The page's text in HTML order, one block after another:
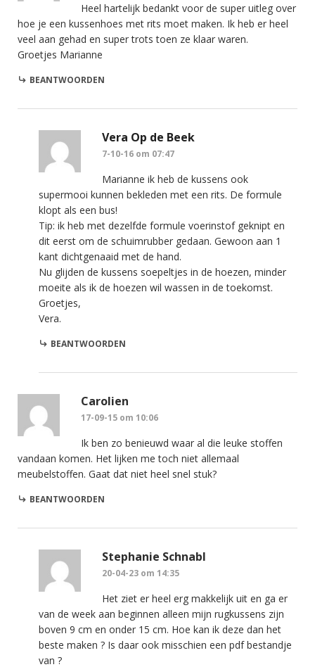
Heel hartelijk bedankt voor de super uitleg over
hoe je een kussenhoes met rits moet maken. Ik heb er heel
veel aan gehad en super trots toen ze klaar waren.
Groetjes Marianne
BEANTWOORDEN
Vera Op de Beek
7-10-16 om 07:47
Marianne ik heb de kussens ook
supermooi kunnen bekleden met een rits. De formule
klopt als een bus!
Tip: ik heb met dezelfde formule voerinstof geknipt en
dit eerst om de schuimrubber gedaan. Gewoon aan 1
kant dichtgenaaid met de hand.
Nu glijden de kussens soepeltjes in de hoezen, minder
moeite als ik de hoezen wil wassen in de toekomst.
Groetjes,
Vera.
BEANTWOORDEN
Carolien
17-09-15 om 10:06
Ik ben zo benieuwd waar al die leuke stoffen
vandaan komen. Het lijken me toch niet allemaal
meubelstoffen. Gaat dat niet heel snel stuk?
BEANTWOORDEN
Stephanie Schnabl
20-04-23 om 14:35
Het ziet er heel erg makkelijk uit en ga er
van de week aan beginnen alleen mijn rugkussens zijn
boven 9 cm en onder 15 cm. Hoe kan ik deze dan het
beste maken ? Is daar ook misschien een pdf bestandje
van ?